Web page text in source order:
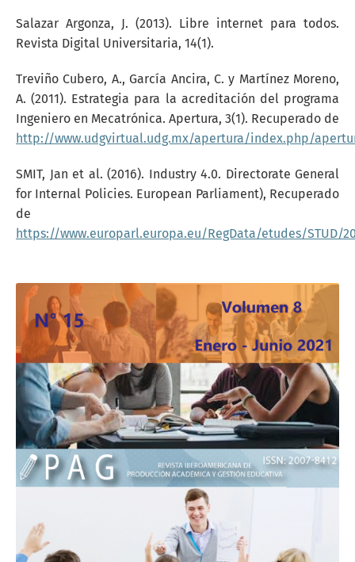
Salazar Argonza, J. (2013). Libre internet para todos.
Revista Digital Universitaria, 14(1).
Treviño Cubero, A., García Ancira, C. y Martínez Moreno,
A. (2011). Estrategia para la acreditación del programa
Ingeniero en Mecatrónica. Apertura, 3(1). Recuperado de
http://www.udgvirtual.udg.mx/apertura/index.php/
SMIT, Jan et al. (2016). Industry 4.0. Directorate General
for Internal Policies. European Parliament), Recuperado
de
https://www.europarl.europa.eu/RegData/etudes/STUD/